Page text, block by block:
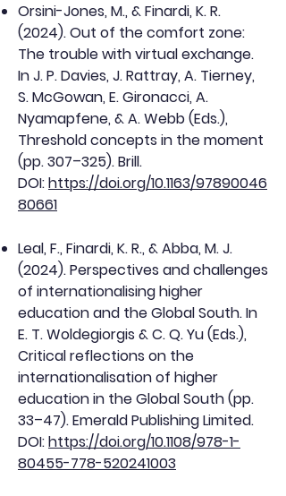
Orsini-Jones, M., & Finardi, K. R.
(2024). Out of the comfort zone:
The trouble with virtual exchange.
In J. P. Davies, J. Rattray, A. Tierney,
S. McGowan, E. Gironacci, A.
Nyamapfene, & A. Webb (Eds.),
Threshold concepts in the moment
(pp. 307–325). Brill.
DOI:https://doi.org/10.1163/97890046
80661
Leal, F., Finardi, K. R., & Abba, M. J.
(2024). Perspectives and challenges
of internationalising higher
education and the Global South. In
E. T. Woldegiorgis & C. Q. Yu (Eds.),
Critical reflections on the
internationalisation of higher
education in the Global South (pp.
33–47). Emerald Publishing Limited.
DOI:https://doi.org/10.1108/978-1-
80455-778-520241003